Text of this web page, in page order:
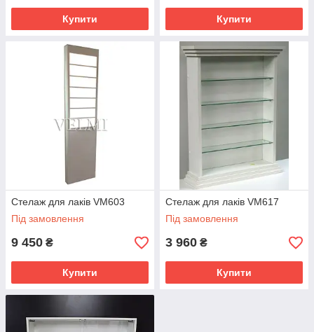
Купити Купити
Стелаж для лаків VM603
Під замовлення
9 450 ₴
Купити
Стелаж для лаків VM617
Під замовлення
3 960 ₴
Купити